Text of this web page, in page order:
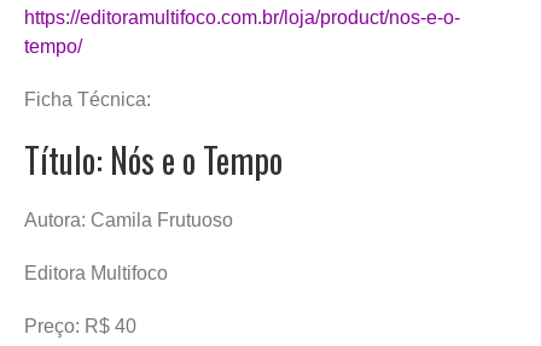
https://editoramultifoco.com.br/loja/product/nos-e-o-
tempo/
Ficha Técnica:
Título: Nós e o Tempo
Autora: Camila Frutuoso
Editora Multifoco
Preço: R$ 40